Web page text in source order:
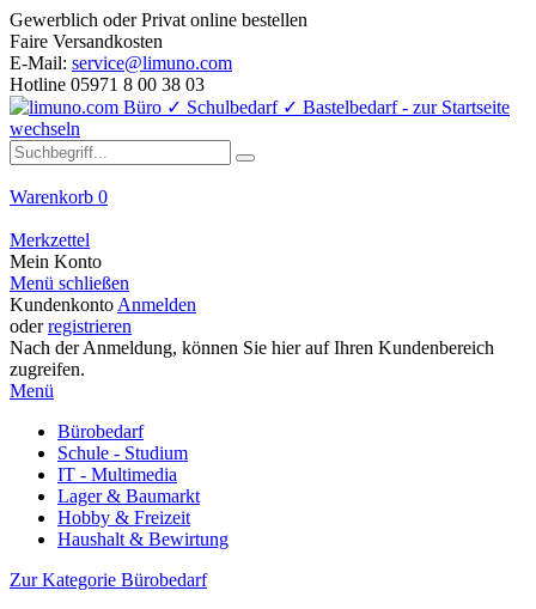
Gewerblich oder Privat online bestellen
Faire Versandkosten
E-Mail: service@limuno.com
Hotline 05971 8 00 38 03
Warenkorb 0
Merkzettel
Mein Konto
Menü schließen
Kundenkonto Anmelden
oderregistrieren
Nach der Anmeldung, können Sie hier auf Ihren Kundenbereich
zugreifen.
Menü
Bürobedarf
Schule - Studium
IT - Multimedia
Lager & Baumarkt
Hobby & Freizeit
Haushalt & Bewirtung
Zur Kategorie Bürobedarf